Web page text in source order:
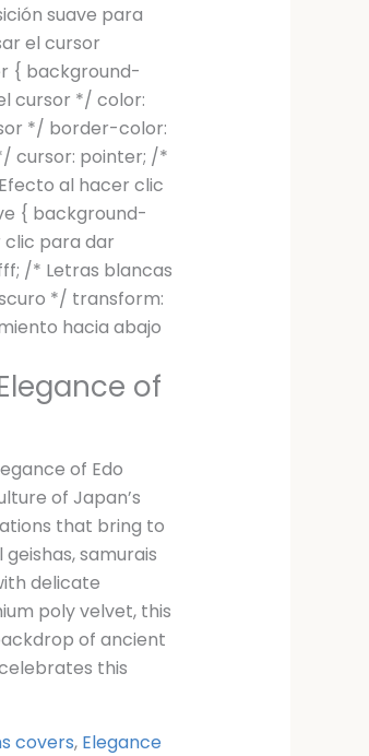
suave para
el cursor
{ background-
cursor */ color:
*/ border-color:
cursor: pointer; /*
al hacer clic
{ background-
clic para dar
/* Letras blancas
*/ transform:
hacia abajo
of
of Edo
of Japan’s
that bring to
samurais
delicate
poly velvet, this
of ancient
this
covers, Elegance